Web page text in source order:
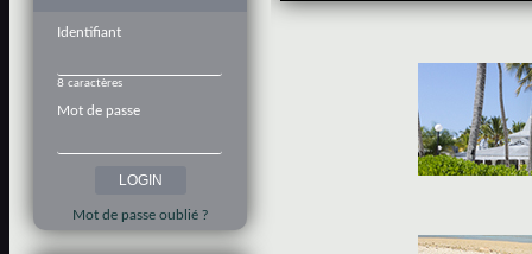
Identifiant
8 caractères
Mot de passe
Mot de passe oublié ?